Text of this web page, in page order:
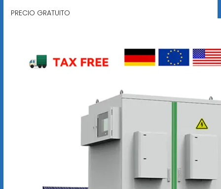
PRECIO GRATUITO